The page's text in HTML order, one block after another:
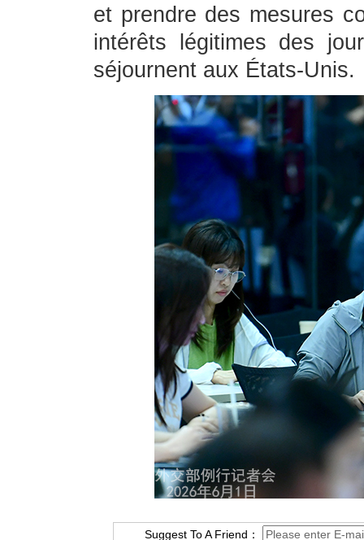
et prendre des mesures
intérêts légitimes des
séjournent aux États-Unis.
Suggest To A Friend：